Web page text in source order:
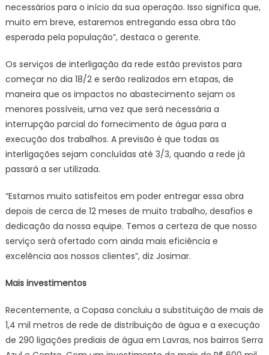
necessários para o início da sua operação. Isso significa que,
muito em breve, estaremos entregando essa obra tão
esperada pela população”, destaca o gerente.
Os serviços de interligação da rede estão previstos para
começar no dia 18/2 e serão realizados em etapas, de
maneira que os impactos no abastecimento sejam os
menores possíveis, uma vez que será necessária a
interrupção parcial do fornecimento de água para a
execução dos trabalhos. A previsão é que todas as
interligações sejam concluídas até 3/3, quando a rede já
passará a ser utilizada.
“Estamos muito satisfeitos em poder entregar essa obra
depois de cerca de 12 meses de muito trabalho, desafios e
dedicação da nossa equipe. Temos a certeza de que nosso
serviço será ofertado com ainda mais eficiência e
excelência aos nossos clientes”, diz Josimar.
Mais investimentos
Recentemente, a Copasa concluiu a substituição de mais de
1,4 mil metros de rede de distribuição de água e a execução
de 290 ligações prediais de água em Lavras, nos bairros Serra